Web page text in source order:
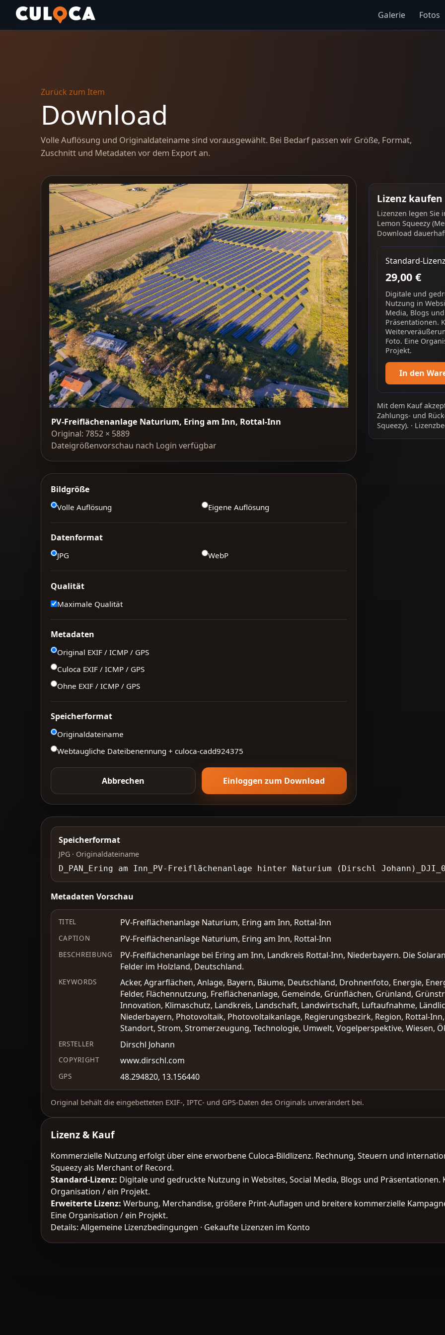
Galerie Fotos
Zurück zum Item
Download
Volle Auflösung und Originaldateiname sind vorausgewählt. Bei Bedarf passen wir Größe, Format,
Zuschnitt und Metadaten vor dem Export an.
PV-Freiflächenanlage Naturium, Ering am Inn, Rottal-Inn
Original: 7852 × 5889
Dateigrößenvorschau nach Login verfügbar
Lizenz kaufen
Lizenzen legen Sie
Lemon Squeezy
Download
Standard-Lizenz
29,00 €
Digitale und
Nutzung in
Media, Blogs und
Präsentationen.
Foto. Eine
Projekt.
In den
Mit dem Kauf
Zahlungs- und
Squeezy). ·
Bildgröße
Volle Auflösung Eigene Auflösung
Datenformat
JPG WebP
Qualität
Maximale Qualität
Metadaten
Original EXIF / ICMP / GPS
Culoca EXIF / ICMP / GPS
Ohne EXIF / ICMP / GPS
Speicherformat
Originaldateiname
Webtaugliche Dateibenennung + culoca-cadd924375
Abbrechen Einloggen zum Download
Speicherformat
JPG · Originaldateiname
D_PAN_Ering am Inn_PV-Freiflächenanlage hinter Naturium (Dirschl
Metadaten Vorschau
TITEL PV-Freiflächenanlage Naturium, Ering am Inn, Rottal-Inn
CAPTION PV-Freiflächenanlage Naturium, Ering am Inn, Rottal-Inn
BESCHREIBUNG
PV-Freiflächenanlage bei Ering am Inn, Landkreis Rottal-Inn, Niederbayern. Die
Felder im Holzland, Deutschland.
KEYWORDS
Acker, Agrarflächen, Anlage, Bayern, Bäume, Deutschland, Drohnenfoto, Energie,
Felder, Flächennutzung, Freiflächenanlage, Gemeinde, Grünflächen, Grünland,
Innovation, Klimaschutz, Landkreis, Landschaft, Landwirtschaft, Luftaufnahme,
Niederbayern, Photovoltaik, Photovoltaikanlage, Regierungsbezirk, Region, Rottal-
Standort, Strom, Stromerzeugung, Technologie, Umwelt, Vogelperspektive, Wiesen,
ERSTELLER Dirschl Johann
COPYRIGHT www.dirschl.com
GPS 48.294820, 13.156440
Original behält die eingebetteten EXIF-, IPTC- und GPS-Daten des Originals unverändert bei.
Lizenz & Kauf
Kommerzielle Nutzung erfolgt über eine erworbene Culoca-Bildlizenz. Rechnung, Steuern und
Squeezy als Merchant of Record.
Standard-Lizenz: Digitale und gedruckte Nutzung in Websites, Social Media, Blogs und Präsentationen.
Organisation / ein Projekt.
Erweiterte Lizenz: Werbung, Merchandise, größere Print-Auflagen und breitere kommerzielle
Eine Organisation / ein Projekt.
Details:Allgemeine Lizenzbedingungen · Gekaufte Lizenzen im Konto